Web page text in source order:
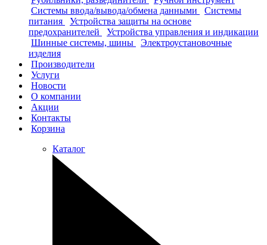
Системы ввода/вывода/обмена данными
Системы
питания
Устройства защиты на основе
предохранителей
Устройства управления и индикации
Шинные системы, шины
Электроустановочные
изделия
Производители
Услуги
Новости
О компании
Акции
Контакты
Корзина
Каталог